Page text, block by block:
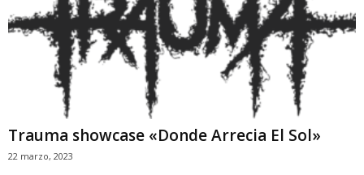
Trauma showcase «Donde Arrecia El Sol»
22 marzo, 2023